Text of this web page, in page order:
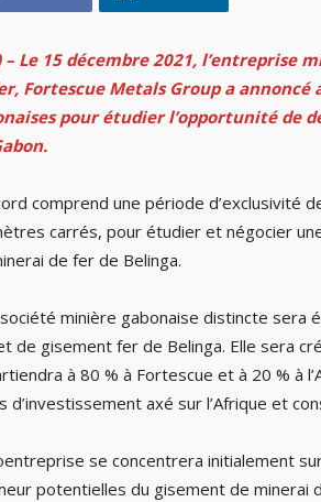
– Le 15 décembre 2021,
Fortescue Metals Group a
pour étudier l’opportunité de
comprend une période d’exclusivité
carrés, pour étudier et négocier
de fer de Belinga.
minière gabonaise distincte sera
de gisement fer de Belinga. Elle sera
à 80 % à Fortescue et à 20 % à
d’investissement axé sur l’Afrique et
se concentrera initialement
potentielles du gisement de minerai